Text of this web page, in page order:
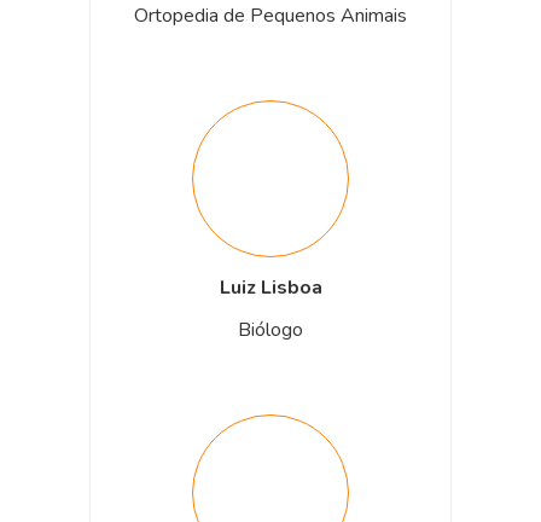
Ortopedia de Pequenos Animais
Luiz Lisboa
Biólogo